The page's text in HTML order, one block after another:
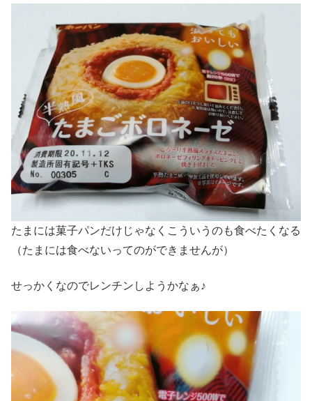
たまには菓子パンだけじゃなくこういうのも食べたくなる
（たまには食べないってのができませんが）
せっかくなのでレンチンしようかなぁ♪